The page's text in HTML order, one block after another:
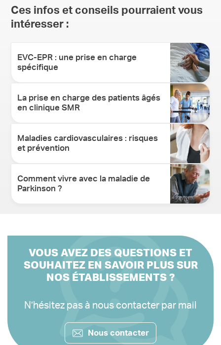
Ces infos et conseils pourraient vous
intéresser :
EVC-EPR : une prise en charge
spécifique
La prise en charge des patients âgés
en clinique SMR
Maladies cardiovasculaires : risques
et prévention
Comment vivre avec la maladie de
Parkinson ?
VOUS AVEZ DES QUESTIONS ET
SOUHAITEZ EN SAVOIR PLUS SUR
NOS ÉTABLISSEMENTS ?
N’hésitez pas à nous contacter par mail
Nous contacter